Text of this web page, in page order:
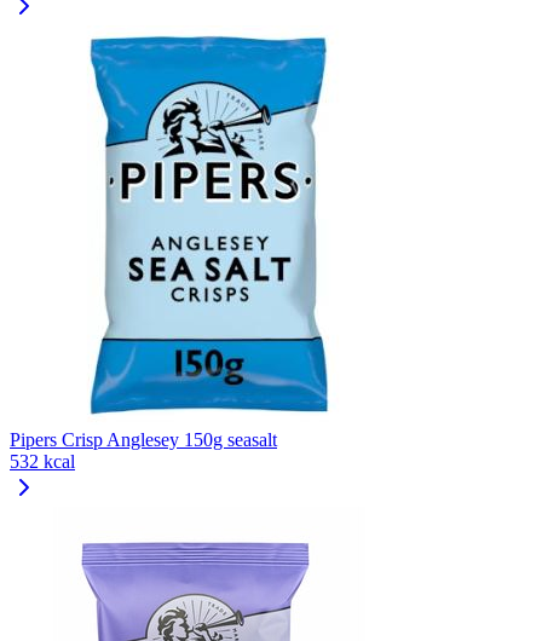
Pipers Crisp Anglesey 150g seasalt
532 kcal